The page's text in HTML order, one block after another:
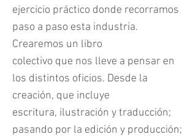
ejercicio práctico donde recorramos
paso a paso esta industria.
Crearemos un libro
colectivo que nos lleve a pensar en
los distintos oficios. Desde la
creación, que incluye
escritura, ilustración y traducción;
pasando por la edición y producción;